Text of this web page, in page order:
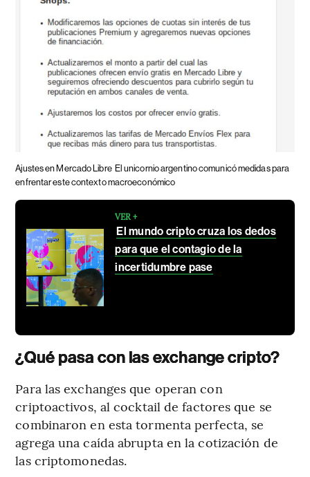
Ajustes en Mercado Libre El unicornio argentino comunicó medidas para
enfrentar este contexto macroeconómico
VER +
El mundo cripto cruza los dedos
para que el contagio de la
incertidumbre pase
¿Qué pasa con las exchange cripto?
Para las exchanges que operan con
criptoactivos, al cocktail de factores que se
combinaron en esta tormenta perfecta, se
agrega una caída abrupta en la cotización de
las criptomonedas.